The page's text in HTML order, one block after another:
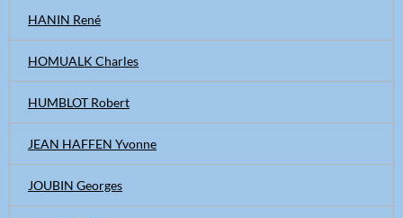
HANIN René
HOMUALK Charles
HUMBLOT Robert
JEAN HAFFEN Yvonne
JOUBIN Georges